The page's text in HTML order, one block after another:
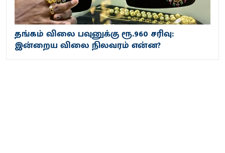
தங்கம் விலை பவுனுக்கு ரூ.960 சரிவு:
இன்றைய விலை நிலவரம் என்ன?